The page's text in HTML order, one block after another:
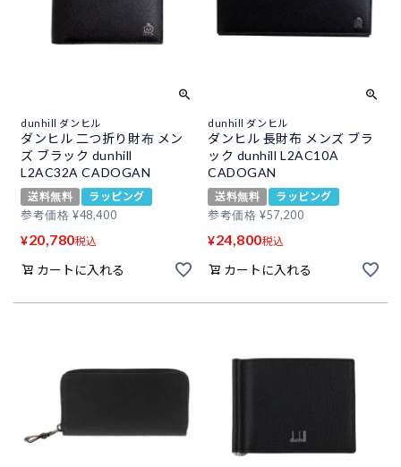
dunhill ダンヒル
ダンヒル 二つ折り財布 メン
ズ ブラック dunhill
L2AC32A CADOGAN
送料無料
ラッピング
参考価格 ¥48,400
¥20,780税込
カートに入れる
dunhill ダンヒル
ダンヒル 長財布 メンズ ブラ
ック dunhill L2AC10A
CADOGAN
送料無料
ラッピング
参考価格 ¥57,200
¥24,800税込
カートに入れる